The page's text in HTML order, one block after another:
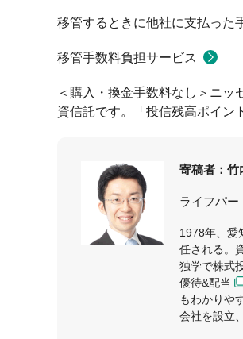
移管するときに他社に支払った
移管手数料負担サービス
＜購入・換金手数料なし＞ニ
資信託です。「投信残高ポイン
寄稿者：竹
ライフパー
1978年、愛
任される。
独学で株式
優待&配当
もわかりや
会社を設立